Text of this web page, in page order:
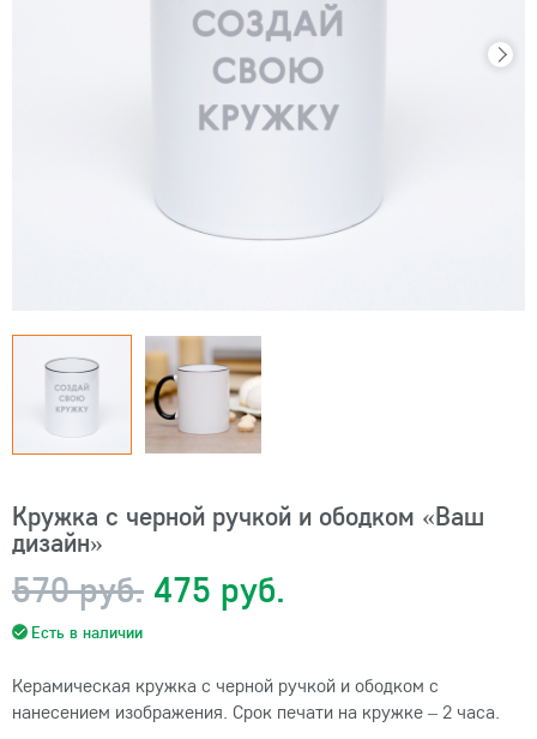
Кружка с черной ручкой и ободком «Ваш
дизайн»
570 руб. 475 руб.
Есть в наличии
Керамическая кружка с черной ручкой и ободком с
нанесением изображения. Срок печати на кружке – 2 часа.